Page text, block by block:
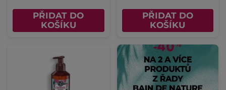
PŘIDAT DO
KOŠÍKU
PŘIDAT DO
KOŠÍKU